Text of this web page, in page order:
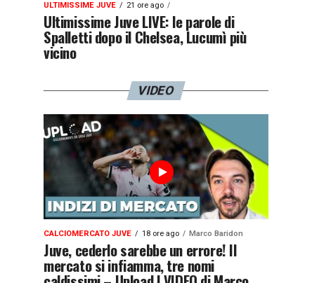
ULTIMISSIME JUVE 21 ore ago
Ultimissime Juve LIVE: le parole di
Spalletti dopo il Chelsea, Lucumì più
vicino
VIDEO
CALCIOMERCATO JUVE 18 ore ago Marco Baridon
Juve, cederlo sarebbe un errore! Il
mercato si infiamma, tre nomi